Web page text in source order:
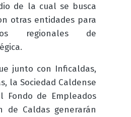
de la cual se busca
otras entidades para
regionales de
junto con Inficaldas,
la Sociedad Caldense
Fondo de Empleados
de Caldas generarán